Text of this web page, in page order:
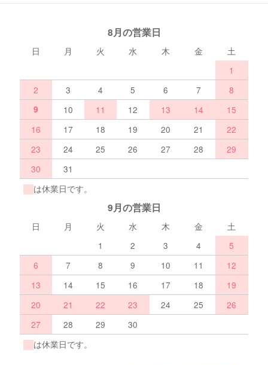
8月の営業日
日 月 火 水 木 金
土
1
2
3 4 5 6 7 8
9 10 11 12 13 14
15
16
17 18 19 20 21
22
23
24 25 26 27 28
29
30
31
は休業日です。
9月の営業日
日 月 火 水 木 金
土
1
2 3 4
5
6
7 8 9 10 11
12
13
14 15 16 17 18
19
20
21 22 23 24 25
26
27
28 29
30
は休業日です。